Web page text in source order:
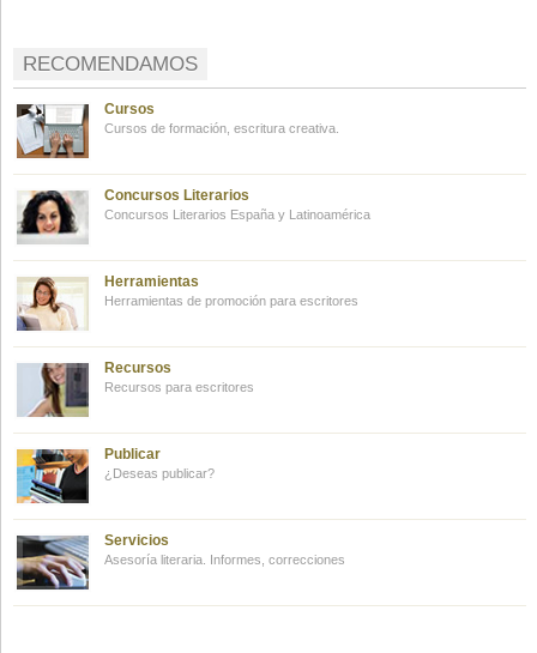
RECOMENDAMOS
Cursos
Cursos de formación, escritura creativa.
Concursos Literarios
Concursos Literarios España y Latinoamérica
Herramientas
Herramientas de promoción para escritores
Recursos
Recursos para escritores
Publicar
¿Deseas publicar?
Servicios
Asesoría literaria. Informes, correcciones